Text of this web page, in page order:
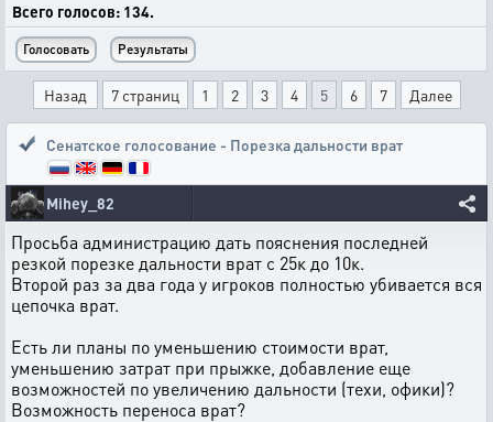
Всего голосов: 134.
Назад 7 страниц 1 2 3 4 5 6 7 Далее
Сенатское голосование - Порезка дальности врат
Mihey_82
Просьба администрацию дать пояснения последней
резкой порезке дальности врат с 25к до 10к.
Второй раз за два года у игроков полностью убивается вся
цепочка врат.
Есть ли планы по уменьшению стоимости врат,
уменьшению затрат при прыжке, добавление еще
возможностей по увеличению дальности (техи, офики)?
Возможность переноса врат?